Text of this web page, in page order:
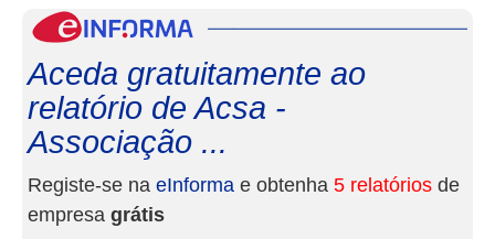
Aceda gratuitamente ao
relatório de Acsa -
Associação ...
Registe-se na eInforma e obtenha 5 relatórios de
empresa grátis